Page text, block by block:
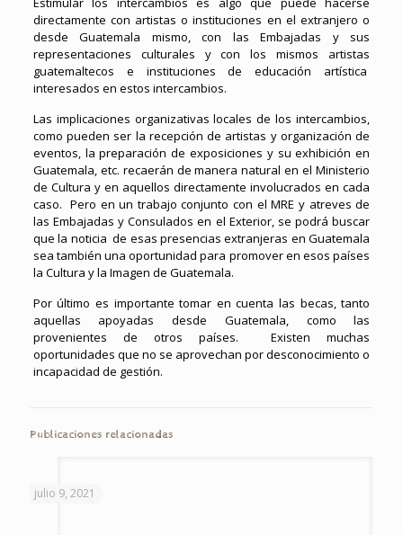
directamente con artistas o instituciones en el extranjero o
desde Guatemala mismo, con las Embajadas y sus
representaciones culturales y con los mismos artistas
guatemaltecos e instituciones de educación artística
interesados en estos intercambios.
Las implicaciones organizativas locales de los intercambios,
como pueden ser la recepción de artistas y organización de
eventos, la preparación de exposiciones y su exhibición en
Guatemala, etc. recaerán de manera natural en el Ministerio
de Cultura y en aquellos directamente involucrados en cada
caso. Pero en un trabajo conjunto con el MRE y atreves de
las Embajadas y Consulados en el Exterior, se podrá buscar
que la noticia de esas presencias extranjeras en Guatemala
sea también una oportunidad para promover en esos países
la Cultura y la Imagen de Guatemala.
Por último es importante tomar en cuenta las becas, tanto
aquellas apoyadas desde Guatemala, como las
provenientes de otros países. Existen muchas
oportunidades que no se aprovechan por desconocimiento o
incapacidad de gestión.
Publicaciones relacionadas
julio 9, 2021